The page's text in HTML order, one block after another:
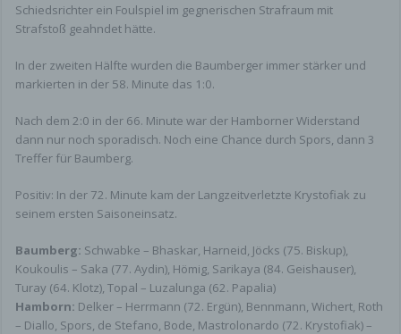
Schiedsrichter ein Foulspiel im gegnerischen Strafraum mit
Strafstoß geahndet hätte.
In der zweiten Hälfte wurden die Baumberger immer stärker und
markierten in der 58. Minute das 1:0.
Nach dem 2:0 in der 66. Minute war der Hamborner Widerstand
dann nur noch sporadisch. Noch eine Chance durch Spors, dann 3
Treffer für Baumberg.
Positiv: In der 72. Minute kam der Langzeitverletzte Krystofiak zu
seinem ersten Saisoneinsatz.
Baumberg: Schwabke – Bhaskar, Harneid, Jöcks (75. Biskup),
Koukoulis – Saka (77. Aydin), Hömig, Sarikaya (84. Geishauser),
Turay (64. Klotz), Topal – Luzalunga (62. Papalia)
Hamborn: Delker – Herrmann (72. Ergün), Bennmann, Wichert, Roth
– Diallo, Spors, de Stefano, Bode, Mastrolonardo (72. Krystofiak) –